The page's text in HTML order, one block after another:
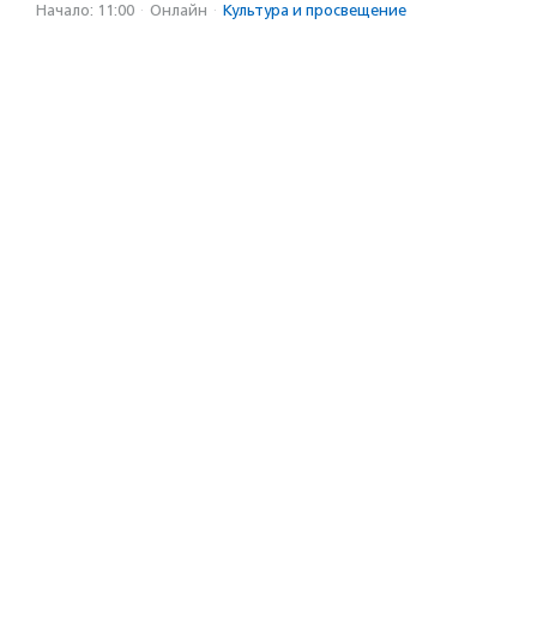
Начало: 11:00 · Онлайн · Культура и просвещение